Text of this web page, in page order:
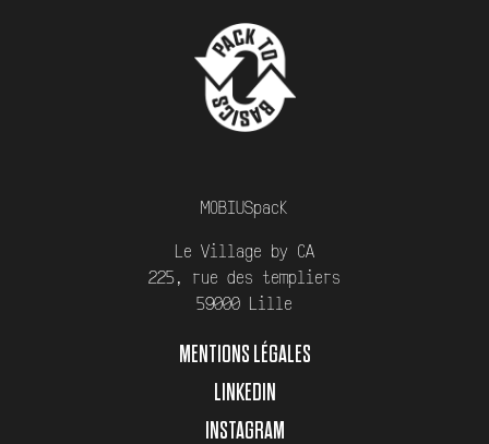
MOBIUSpack
Le Village by CA
225, rue des templiers
59000 Lille
MENTIONS LÉGALES
LINKEDIN
INSTAGRAM